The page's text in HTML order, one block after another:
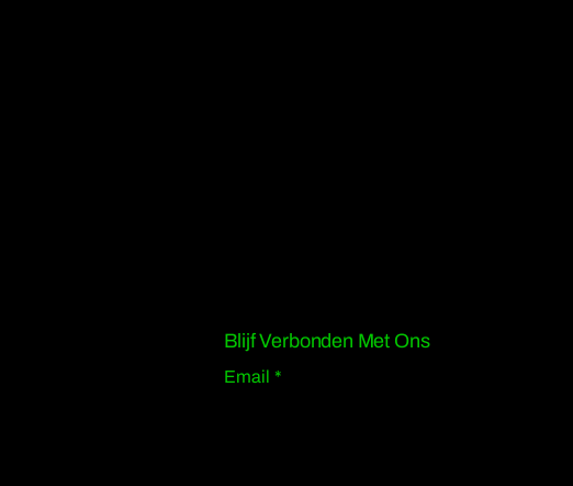
Blijf Verbonden Met Ons
Email *